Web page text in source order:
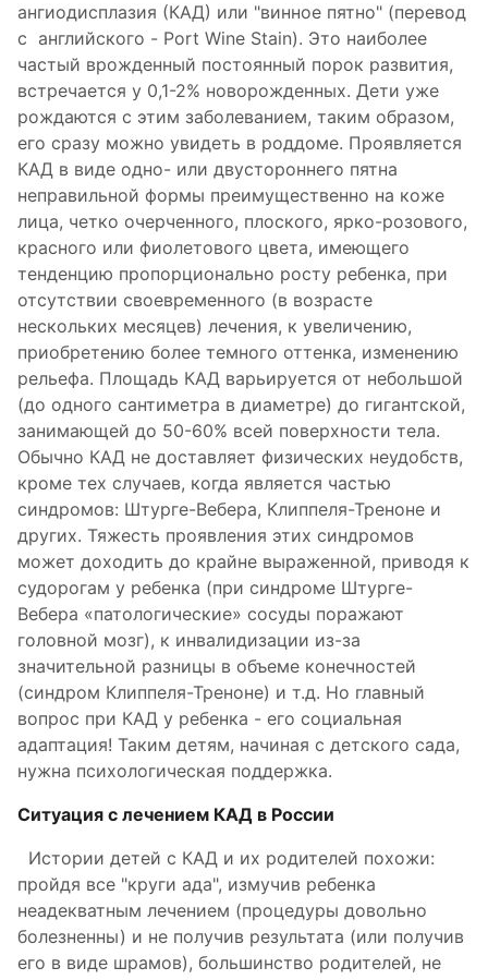
ангиодисплазия (КАД) или "винное пятно" (перевод
с английского - Port Wine Stain). Это наиболее
частый врожденный постоянный порок развития,
встречается у 0,1-2% новорожденных. Дети уже
рождаются с этим заболеванием, таким образом,
его сразу можно увидеть в роддоме. Проявляется
КАД в виде одно- или двустороннего пятна
неправильной формы преимущественно на коже
лица, четко очерченного, плоского, ярко-розового,
красного или фиолетового цвета, имеющего
тенденцию пропорционально росту ребенка, при
отсутствии своевременного (в возрасте
нескольких месяцев) лечения, к увеличению,
приобретению более темного оттенка, изменению
рельефа. Площадь КАД варьируется от небольшой
(до одного сантиметра в диаметре) до гигантской,
занимающей до 50-60% всей поверхности тела.
Обычно КАД не доставляет физических неудобств,
кроме тех случаев, когда является частью
синдромов: Штурге-Вебера, Клиппеля-Треноне и
других. Тяжесть проявления этих синдромов
может доходить до крайне выраженной, приводя к
судорогам у ребенка (при синдроме Штурге-
Вебера «патологические» сосуды поражают
головной мозг), к инвалидизации из-за
значительной разницы в объеме конечностей
(синдром Клиппеля-Треноне) и т.д. Но главный
вопрос при КАД у ребенка - его социальная
адаптация! Таким детям, начиная с детского сада,
нужна психологическая поддержка.
Ситуация с лечением КАД в России
Истории детей с КАД и их родителей похожи:
пройдя все "круги ада", измучив ребенка
неадекватным лечением (процедуры довольно
болезненны) и не получив результата (или получив
его в виде шрамов), большинство родителей, не